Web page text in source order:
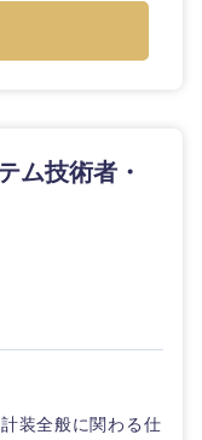
ゲーム
・家賃補助有
ム技術者・
装全般に関わる仕